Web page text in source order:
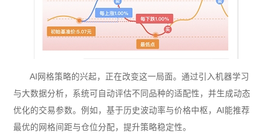
AI网格策略的兴起，正在改变这一局面。通过引入机器学习
与大数据分析，系统可自动评估不同品种的适配性，并生成动态
优化的交易参数。例如，基于历史波动率与价格中枢，AI能推荐
最优的网格间距与仓位分配，提升策略稳定性。